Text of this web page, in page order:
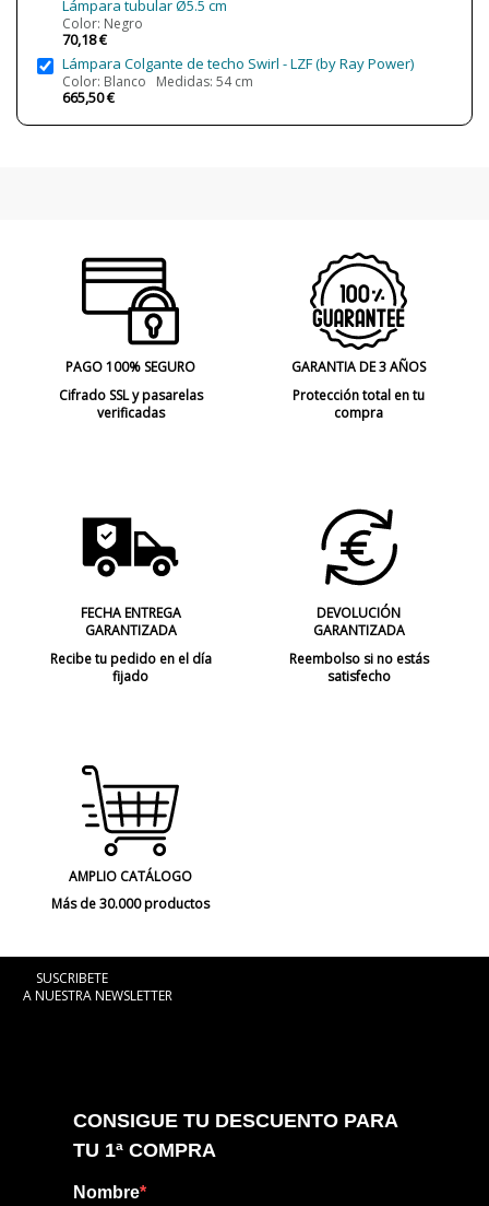
Lámpara tubular Ø5.5 cm
Color: Negro
70,18 €
Lámpara Colgante de techo Swirl - LZF (by Ray Power)
Color: Blanco Medidas: 54 cm
665,50 €
PAGO 100% SEGURO
Cifrado SSL y pasarelas
verificadas
GARANTIA DE 3 AÑOS
Protección total en tu
compra
FECHA ENTREGA
GARANTIZADA
Recibe tu pedido en el día
fijado
DEVOLUCIÓN
GARANTIZADA
Reembolso si no estás
satisfecho
AMPLIO CATÁLOGO
Más de 30.000 productos
SUSCRIBETE
A NUESTRA NEWSLETTER